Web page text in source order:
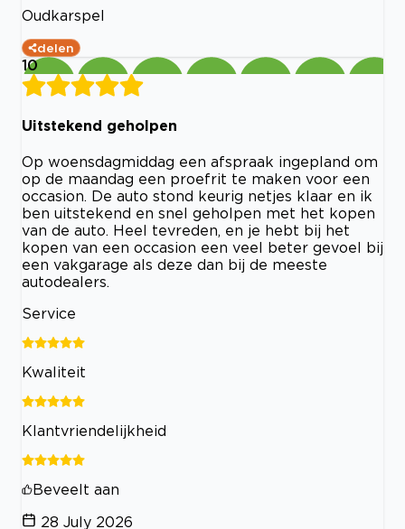
Oudkarspel
delen
10
Uitstekend geholpen
Op woensdagmiddag een afspraak ingepland om
op de maandag een proefrit te maken voor een
occasion. De auto stond keurig netjes klaar en ik
ben uitstekend en snel geholpen met het kopen
van de auto. Heel tevreden, en je hebt bij het
kopen van een occasion een veel beter gevoel bij
een vakgarage als deze dan bij de meeste
autodealers.
Service
Kwaliteit
Klantvriendelijkheid
Beveelt aan
28 July 2026